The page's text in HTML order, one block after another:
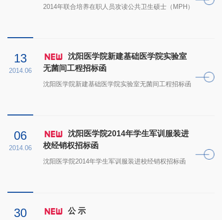
2014年联合培养在职人员攻读公共卫生硕士（MPH）
13
2014.06
沈阳医学院新建基础医学院实验室
无菌间工程招标函
沈阳医学院新建基础医学院实验室无菌间工程招标函
06
2014.06
沈阳医学院2014年学生军训服装进
校经销权招标函
沈阳医学院2014年学生军训服装进校经销权招标函
30 公 示